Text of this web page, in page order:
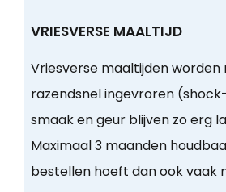
VRIESVERSE MAALTIJD
Vriesverse maaltijden worden
razendsnel ingevroren
smaak en geur blijven zo erg
Maximaal 3 maanden
bestellen hoeft dan ook vaak